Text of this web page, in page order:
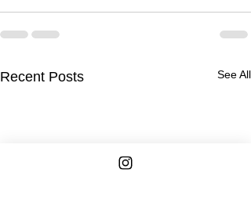
Recent Posts See All